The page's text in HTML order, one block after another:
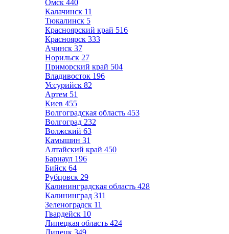
Омск 440
Калачинск 11
Тюкалинск 5
Красноярский край 516
Красноярск 333
Ачинск 37
Норильск 27
Приморский край 504
Владивосток 196
Уссурийск 82
Артем 51
Киев 455
Волгоградская область 453
Волгоград 232
Волжский 63
Камышин 31
Алтайский край 450
Барнаул 196
Бийск 64
Рубцовск 29
Калининградская область 428
Калининград 311
Зеленоградск 11
Гвардейск 10
Липецкая область 424
Липецк 349